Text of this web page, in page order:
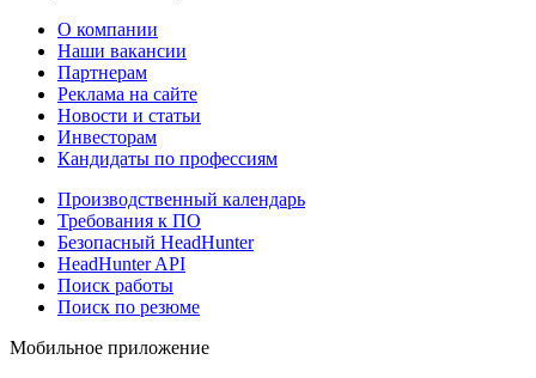
О компании
Наши вакансии
Партнерам
Реклама на сайте
Новости и статьи
Инвесторам
Кандидаты по профессиям
Производственный календарь
Требования к ПО
Безопасный HeadHunter
HeadHunter API
Поиск работы
Поиск по резюме
Мобильное приложение